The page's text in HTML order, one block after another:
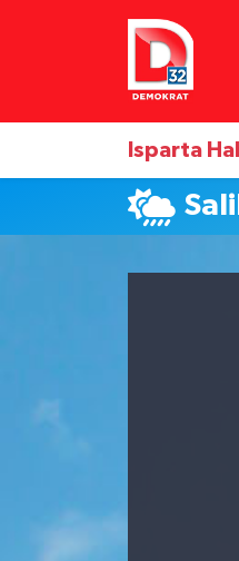
Isparta
Isparta Nöbetçi
Isparta Hava Durumu
Isparta Namaz
Süper Lig Puan